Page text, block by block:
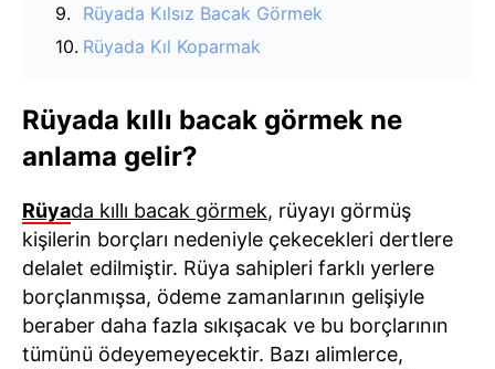
Rüyada Kılsız Bacak Görmek
Rüyada Kıl Koparmak
Rüyada kıllı bacak görmek ne
anlama gelir?
Rüyada kıllı bacak görmek, rüyayı görmüş
kişilerin borçları nedeniyle çekecekleri dertlere
delalet edilmiştir. Rüya sahipleri farklı yerlere
borçlanmışsa, ödeme zamanlarının gelişiyle
beraber daha fazla sıkışacak ve bu borçlarının
tümünü ödeyemeyecektir. Bazı alimlerce,